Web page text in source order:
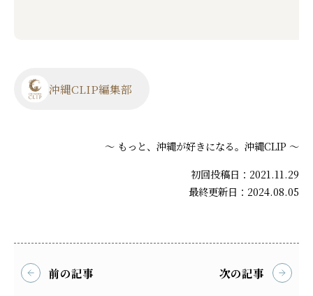
沖縄CLIP編集部
～ もっと、沖縄が好きになる。沖縄CLIP ～
初回投稿日：2021.11.29
最終更新日：2024.08.05
前の記事 次の記事